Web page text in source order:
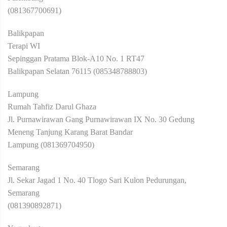
(081367700691)
Balikpapan
Terapi WI
Sepinggan Pratama Blok-A10 No. 1 RT47
Balikpapan Selatan 76115 (085348788803)
Lampung
Rumah Tahfiz Darul Ghaza
Jl. Purnawirawan Gang Purnawirawan IX No. 30 Gedung
Meneng Tanjung Karang Barat Bandar
Lampung (081369704950)
Semarang
Jl. Sekar Jagad 1 No. 40 Tlogo Sari Kulon Pedurungan,
Semarang
(081390892871)